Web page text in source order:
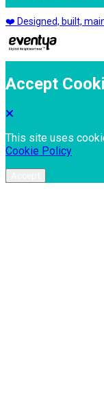
❤️ Designed, built,
Accept
This site uses
Cookie Policy